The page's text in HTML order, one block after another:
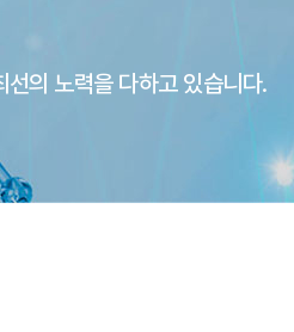
의 노력을 다하고 있습니다.